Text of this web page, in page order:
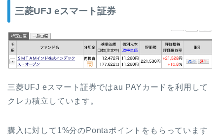
三菱UFJ eスマート証券
三菱UFJ eスマート証券ではau PAYカードを利用して
クレカ積立しています。
購入に対して1%分のPontaポイントをもらっています